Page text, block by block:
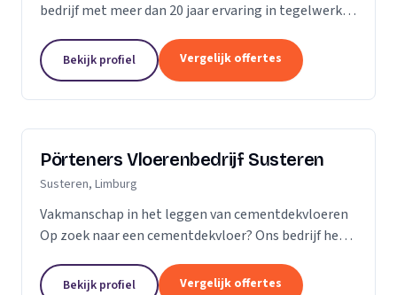
bedrijf met meer dan 20 jaar ervaring in tegelwerk.
Bekijk profiel Vergelijk offertes
Pörteners Vloerenbedrijf Susteren
Susteren, Limburg
Vakmanschap in het leggen van cementdekvloeren
Op zoek naar een cementdekvloer? Ons bedrijf heeft
ervaring wat betreft woningbouw en utiliteitsbouw.
Bekijk profiel Vergelijk offertes